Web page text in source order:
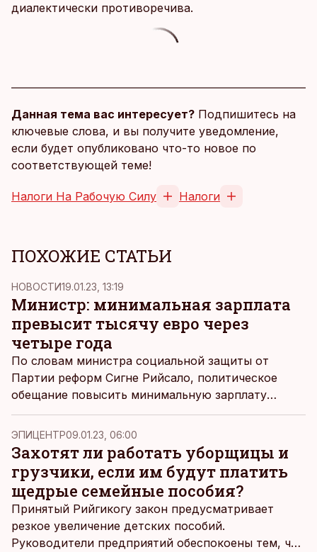
диалектически противоречива.
Данная тема вас интересует? Подпишитесь на
ключевые слова, и вы получите уведомление,
если будет опубликовано что-то новое по
соответствующей теме!
Налоги На Рабочую Силу Налоги
ПОХОЖИЕ СТАТЬИ
НОВОСТИ19.01.23, 13:19
Министр: минимальная зарплата
превысит тысячу евро через
четыре года
По словам министра социальной защиты от
Партии реформ Сигне Рийсало, политическое
обещание повысить минимальную зарплату
ничего не стоит, поскольку она вырастет и без
того, заявила она в передаче «Poliitikute töölaud».
ЭПИЦЕНТР09.01.23, 06:00
Захотят ли работать уборщицы и
грузчики, если им будут платить
щедрые семейные пособия?
Принятый Рийгикогу закон предусматривает
резкое увеличение детских пособий.
Руководители предприятий обеспокоены тем, что